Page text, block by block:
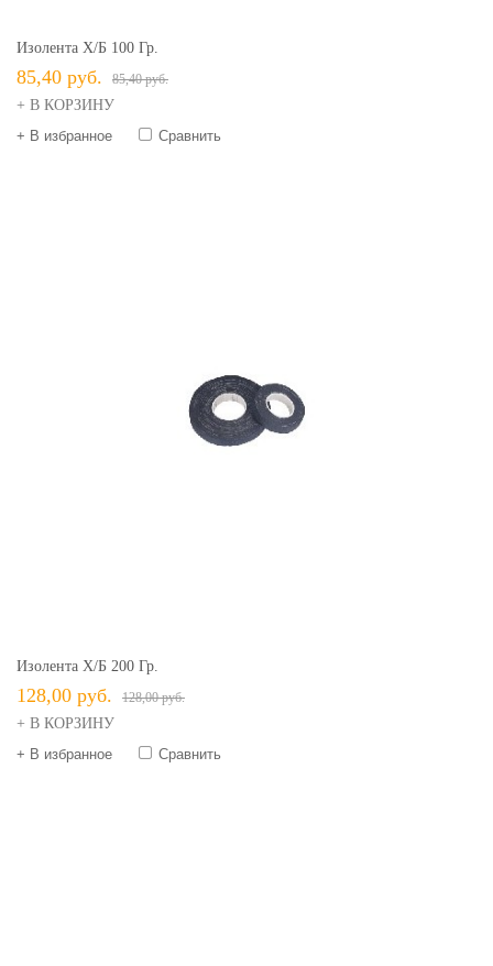
Изолента Х/б 100 Гр.
85,40 руб. 85,40 руб.
+ В КОРЗИНУ
+ В избранное
Сравнить
Изолента Х/б 200 Гр.
128,00 руб. 128,00 руб.
+ В КОРЗИНУ
+ В избранное
Сравнить